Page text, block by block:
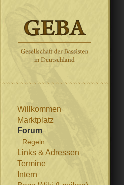
Willkommen
Marktplatz
Forum
Regeln
Links & Adressen
Termine
Intern